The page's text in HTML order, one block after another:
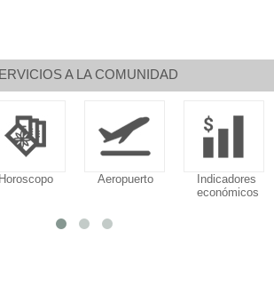
A LA COMUNIDAD
Horoscopo Aeropuerto
Indicadores
económicos